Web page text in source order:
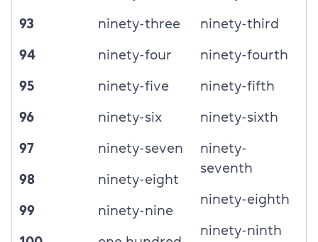
93
94
95
96
97
98
99
ninety-three
ninety-four
ninety-five
ninety-six
ninety-seven
ninety-eight
ninety-nine
ninety-third
ninety-fourth
ninety-fifth
ninety-sixth
ninety-
seventh
ninety-eighth
ninety-ninth